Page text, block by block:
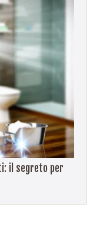
il segreto per